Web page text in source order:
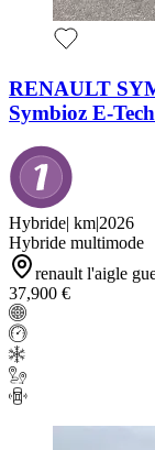
RENAULT
Symbioz E-
Hybride| km|2026
Hybride multimode
renault l'aigle
37,900 €